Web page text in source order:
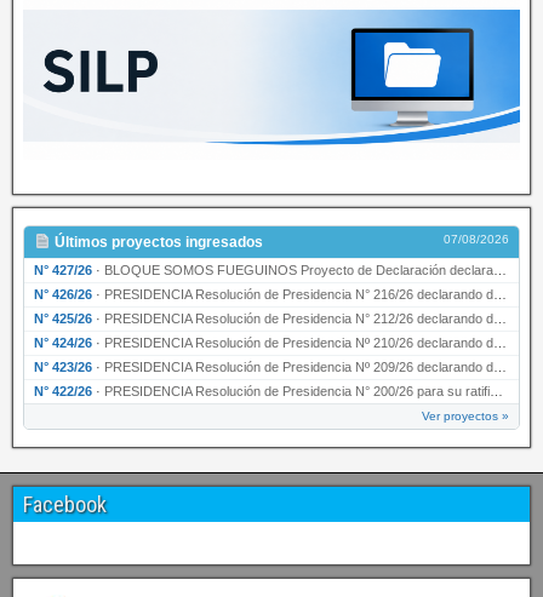
Últimos proyectos ingresados 07/08/2026
N° 427/26 · BLOQUE SOMOS FUEGUINOS Proyecto de Declaración declarando de interés provincial PRESIDENCI…
N° 426/26 · PRESIDENCIA Resolución de Presidencia N° 216/26 declarando de interés provincial la labor …
N° 425/26 · PRESIDENCIA Resolución de Presidencia N° 212/26 declarando de interés provincial el “50° A…
N° 424/26 · PRESIDENCIA Resolución de Presidencia Nº 210/26 declarando de interés provincial el proyec…
N° 423/26 · PRESIDENCIA Resolución de Presidencia Nº 209/26 declarando de interés provincial la presen…
N° 422/26 · PRESIDENCIA Resolución de Presidencia N° 200/26 para su ratificación.
Ver proyectos »
Facebook